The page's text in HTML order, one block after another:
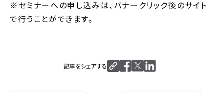
※セミナーへの申し込みは、バナークリック後のサイト
で行うことができます。
記事をシェアする